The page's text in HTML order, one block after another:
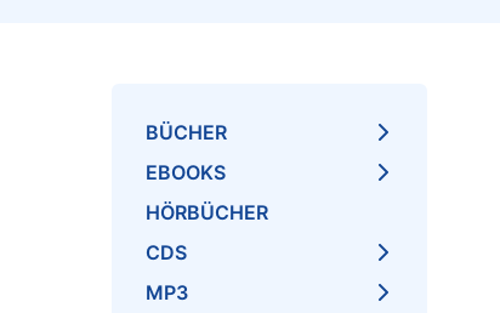
BÜCHER
EBOOKS
HÖRBÜCHER
CDS
MP3